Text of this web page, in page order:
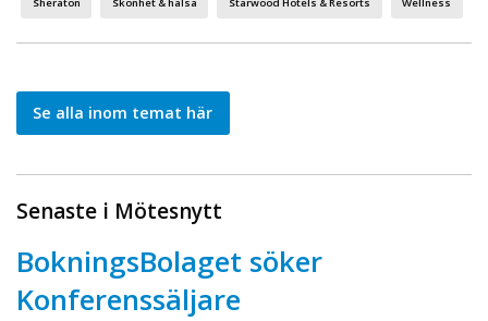
Sheraton Skönhet & hälsa Starwood Hotels & Resorts Wellness
Se alla inom temat här
Senaste i Mötesnytt
BokningsBolaget söker
Konferenssäljare